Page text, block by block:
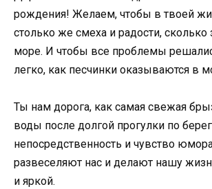
рождения! Желаем, чтобы в твоей
столько же смеха и радости,
море. И чтобы все проблемы
легко, как песчинки оказываются в
Ты нам дорога, как самая свежая
воды после долгой прогулки по
непосредственность и чувство
развеселяют нас и делают нашу
и яркой.